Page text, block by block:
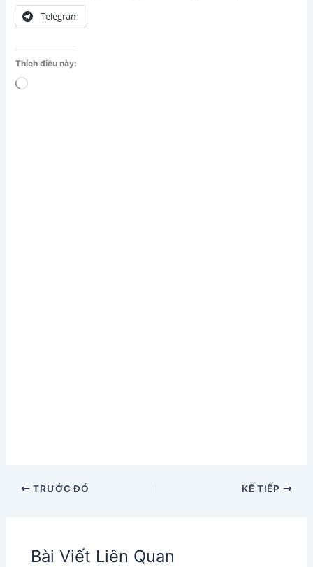
Telegram
Thích điều này:
Đang
TRƯỚC ĐÓ KẾ TIẾP
Bài Viết Liên Quan